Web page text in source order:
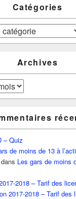
Catégories
Archives
– Quiz
de moins de 13 à
dans Les gars de moins
2018 – Tarif des
2017-2018 – Tarif des